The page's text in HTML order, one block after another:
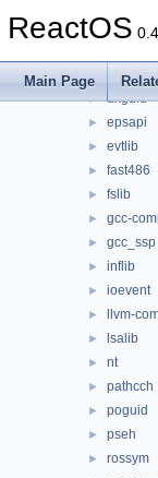
ReactOS
Main Page
► dmilib
drivers
► dxguid
► epsapi
► evtlib
► fast486
► fslib
► gcc-
► gcc_ssp
► inflib
► ioevent
► llvm-
► lsalib
► nt
► pathcch
► poguid
► pseh
► rossym